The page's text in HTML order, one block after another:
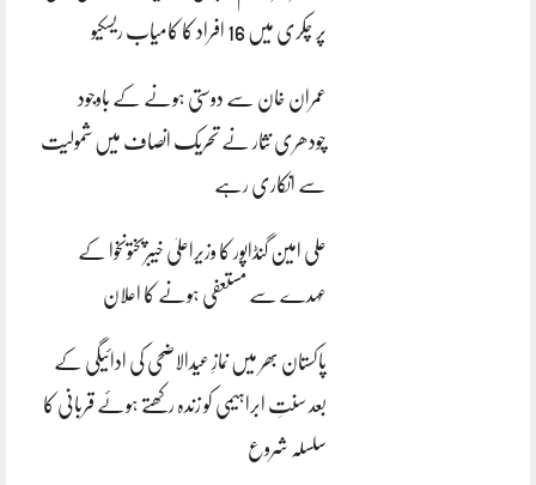
پر چکری میں 16 افراد کا کامیاب ریسکیو
عمران خان سے دوستی ہونے کے باوجود
چودھری نثار نے تحریک انصاف میں شمولیت
سے انکاری رہے
علی امین گنڈاپور کا وزیراعلیٰ خیبرپختونخوا کے
عہدے سے مستعفی ہونے کا اعلان
پاکستان بھر میں نمازِ عیدالاضحی کی ادائیگی کے
بعد سنتِ ابراہیمی کو زندہ رکھتے ہوئے قربانی کا
سلسلہ شروع